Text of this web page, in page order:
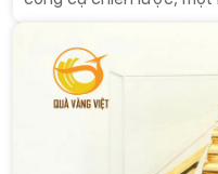
các mối quan hệ bền
là một hành động bắt
trị vượt trội, góp phần